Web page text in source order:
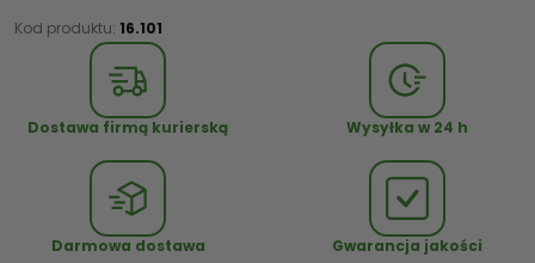
ć
Kod produktu: 16.101
Dostawa firmą kurierską Wysyłka w 24 h
Darmowa dostawa Gwarancja jakości